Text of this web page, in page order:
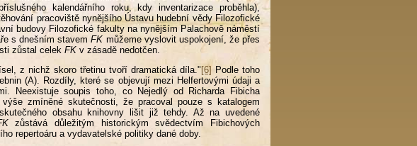
kalendářního roku, kdy inventarizace proběhla),
pracoviště nynějšího Ústavu hudební vědy Filozofické
budovy Filozofické fakulty na nynějším Palachově náměstí
s dnešním stavemFK můžeme vyslovit uspokojení, že přes
zůstal celek FK v zásadě nedotčen.
z nichž skoro třetinu tvoří dramatická díla." [6] Podle toho
(A). Rozdíly, které se objevují mezi Helfertovými údaji a
Neexistuje soupis toho, co Nejedlý od Richarda Fibicha
zmíněné skutečnosti, že pracoval pouze s katalogem
obsahu knihovny lišit již tehdy. Až na uvedené
zůstává důležitým historickým svědectvím Fibichových
repertoáru a vydavatelské politiky dané doby.